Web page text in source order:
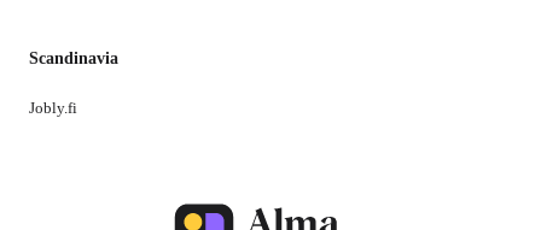
Scandinavia
Jobly.fi